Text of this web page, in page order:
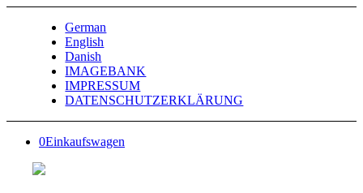
German
English
Danish
IMAGEBANK
IMPRESSUM
DATENSCHUTZERKLÄRUNG
0Einkaufswagen